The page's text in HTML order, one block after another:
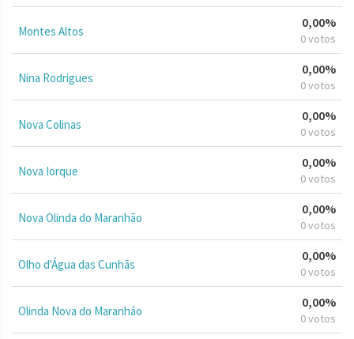
Montes Altos
0,00%
0 votos
Nina Rodrigues
0,00%
0 votos
Nova Colinas
0,00%
0 votos
Nova Iorque
0,00%
0 votos
Nova Olinda do Maranhão
0,00%
0 votos
Olho d'Água das Cunhãs
0,00%
0 votos
Olinda Nova do Maranhão
0,00%
0 votos